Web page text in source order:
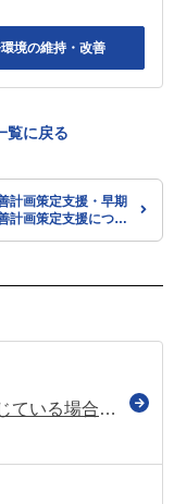
境の維持・改善
覧に戻る
計画策定支援・早期
計画策定支援につい
仕事と子育ての両立がしやすいと感じている場合 約8割が「今の職場で働き続けたい」と回答（若年層における仕事と育児の両立に関する意識調査）